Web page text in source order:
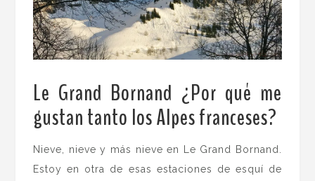
Le Grand Bornand ¿Por qué me
gustan tanto los Alpes franceses?
Nieve, nieve y más nieve en Le Grand Bornand.
Estoy en otra de esas estaciones de esquí de